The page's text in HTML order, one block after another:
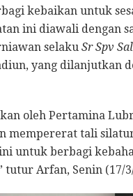
kebaikan untuk
ini diawali dengan
selaku Sr Spv
yang dilanjutkan
oleh Pertamina
mempererat tali
untuk berbagi
Arfan, Senin (17/